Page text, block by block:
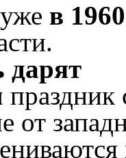
в
дарят
праздник
от